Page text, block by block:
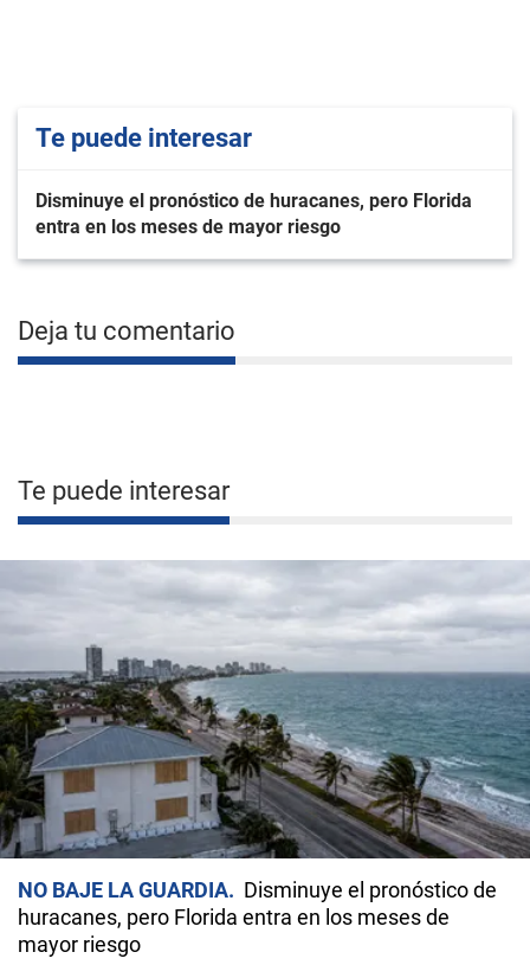
Te puede interesar
Disminuye el pronóstico de huracanes, pero Florida
entra en los meses de mayor riesgo
Deja tu comentario
Te puede interesar
NO BAJE LA GUARDIA
Disminuye el pronóstico de
huracanes, pero Florida entra en los meses de
mayor riesgo